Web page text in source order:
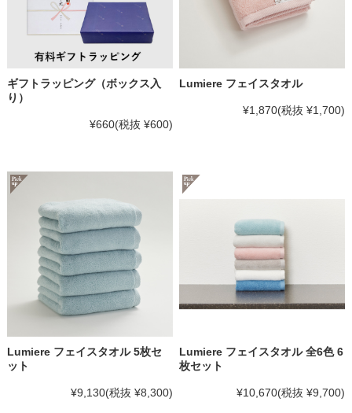
ギフトラッピング（ボックス入
り）
¥660(税抜 ¥600)
Lumiere フェイスタオル
¥1,870(税抜 ¥1,700)
Lumiere フェイスタオル 5枚セ
ット
¥9,130(税抜 ¥8,300)
Lumiere フェイスタオル 全6色 6
枚セット
¥10,670(税抜 ¥9,700)